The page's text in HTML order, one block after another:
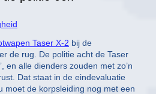
Taser X-2 bij de
de rug. De politie acht de Taser
en alle dienders zouden met zo’n
Dat staat in de eindevaluatie
moet de korpsleiding nog met een